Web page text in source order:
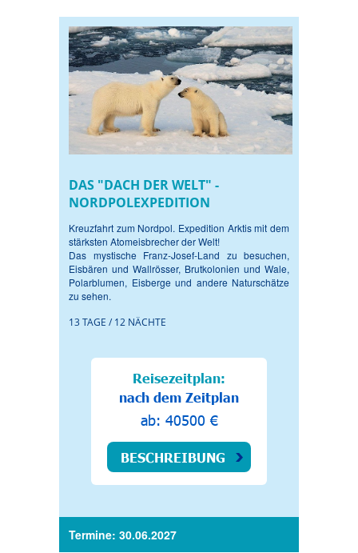
DAS "DACH DER WELT" -
NORDPOLEXPEDITION
Kreuzfahrt zum Nordpol. Expedition Arktis mit dem
stärksten Atomeisbrecher der Welt!
Das mystische Franz-Josef-Land zu besuchen,
Eisbären und Wallrösser, Brutkolonien und Wale,
Polarblumen, Eisberge und andere Naturschätze
zu sehen.
13 TAGE / 12 NÄCHTE
Reisezeitplan:
nach dem Zeitplan
ab: 40500 €
BESCHREIBUNG
Termine: 30.06.2027